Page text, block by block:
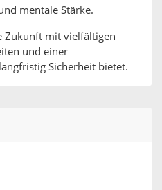
mentale Stärke.
Zukunft mit vielfältigen
und einer
Sicherheit bietet.